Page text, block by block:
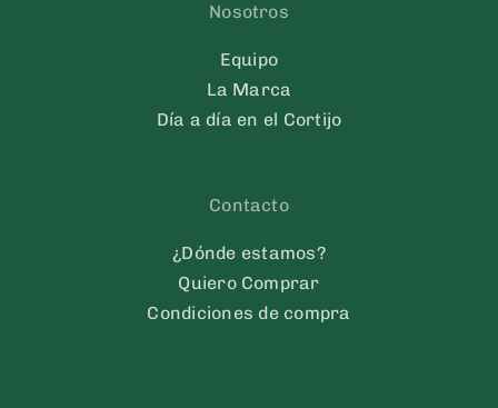
Nosotros
Equipo
La Marca
Día a día en el Cortijo
Contacto
¿Dónde estamos?
Quiero Comprar
Condiciones de compra